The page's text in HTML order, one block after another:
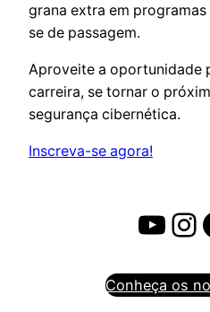
grana extra em
se de passagem.
Aproveite a oportunidade
carreira, se tornar o
segurança cibernética.
Inscreva-se agora!
Conheça os